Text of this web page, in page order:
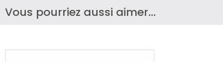
Vous pourriez aussi aimer...